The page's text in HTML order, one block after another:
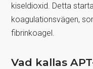
kiseldioxid. Detta
koagulationsvägen,
fibrinkoagel.
Vad kallas